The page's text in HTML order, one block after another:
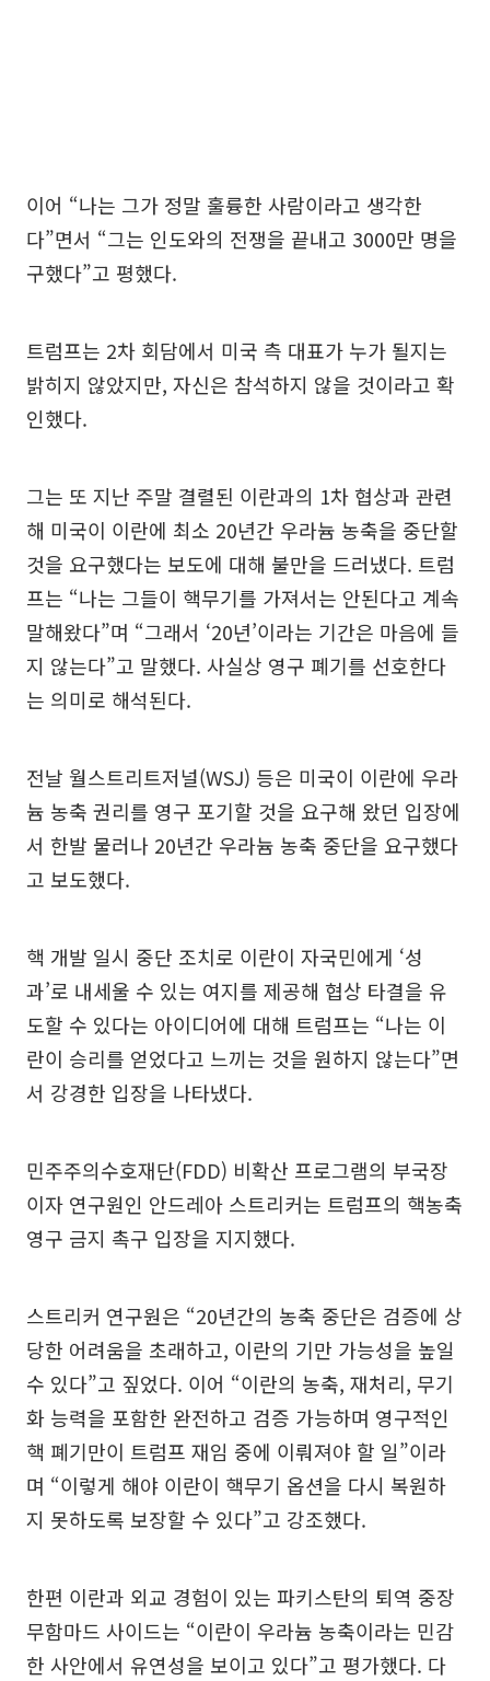
이어 “나는 그가 정말 훌륭한 사람이라고 생각한
다”면서 “그는 인도와의 전쟁을 끝내고 3000만 명을
구했다”고 평했다.
트럼프는 2차 회담에서 미국 측 대표가 누가 될지는
밝히지 않았지만, 자신은 참석하지 않을 것이라고 확
인했다.
그는 또 지난 주말 결렬된 이란과의 1차 협상과 관련
해 미국이 이란에 최소 20년간 우라늄 농축을 중단할
것을 요구했다는 보도에 대해 불만을 드러냈다. 트럼
프는 “나는 그들이 핵무기를 가져서는 안된다고 계속
말해왔다”며 “그래서 ‘20년’이라는 기간은 마음에 들
지 않는다”고 말했다. 사실상 영구 폐기를 선호한다
는 의미로 해석된다.
전날 월스트리트저널(WSJ) 등은 미국이 이란에 우라
늄 농축 권리를 영구 포기할 것을 요구해 왔던 입장에
서 한발 물러나 20년간 우라늄 농축 중단을 요구했다
고 보도했다.
핵 개발 일시 중단 조치로 이란이 자국민에게 ‘성
과’로 내세울 수 있는 여지를 제공해 협상 타결을 유
도할 수 있다는 아이디어에 대해 트럼프는 “나는 이
란이 승리를 얻었다고 느끼는 것을 원하지 않는다”면
서 강경한 입장을 나타냈다.
민주주의수호재단(FDD) 비확산 프로그램의 부국장
이자 연구원인 안드레아 스트리커는 트럼프의 핵농축
영구 금지 촉구 입장을 지지했다.
스트리커 연구원은 “20년간의 농축 중단은 검증에 상
당한 어려움을 초래하고, 이란의 기만 가능성을 높일
수 있다”고 짚었다. 이어 “이란의 농축, 재처리, 무기
화 능력을 포함한 완전하고 검증 가능하며 영구적인
핵 폐기만이 트럼프 재임 중에 이뤄져야 할 일”이라
며 “이렇게 해야 이란이 핵무기 옵션을 다시 복원하
지 못하도록 보장할 수 있다”고 강조했다.
한편 이란과 외교 경험이 있는 파키스탄의 퇴역 중장
무함마드 사이드는 “이란이 우라늄 농축이라는 민감
한 사안에서 유연성을 보이고 있다”고 평가했다. 다